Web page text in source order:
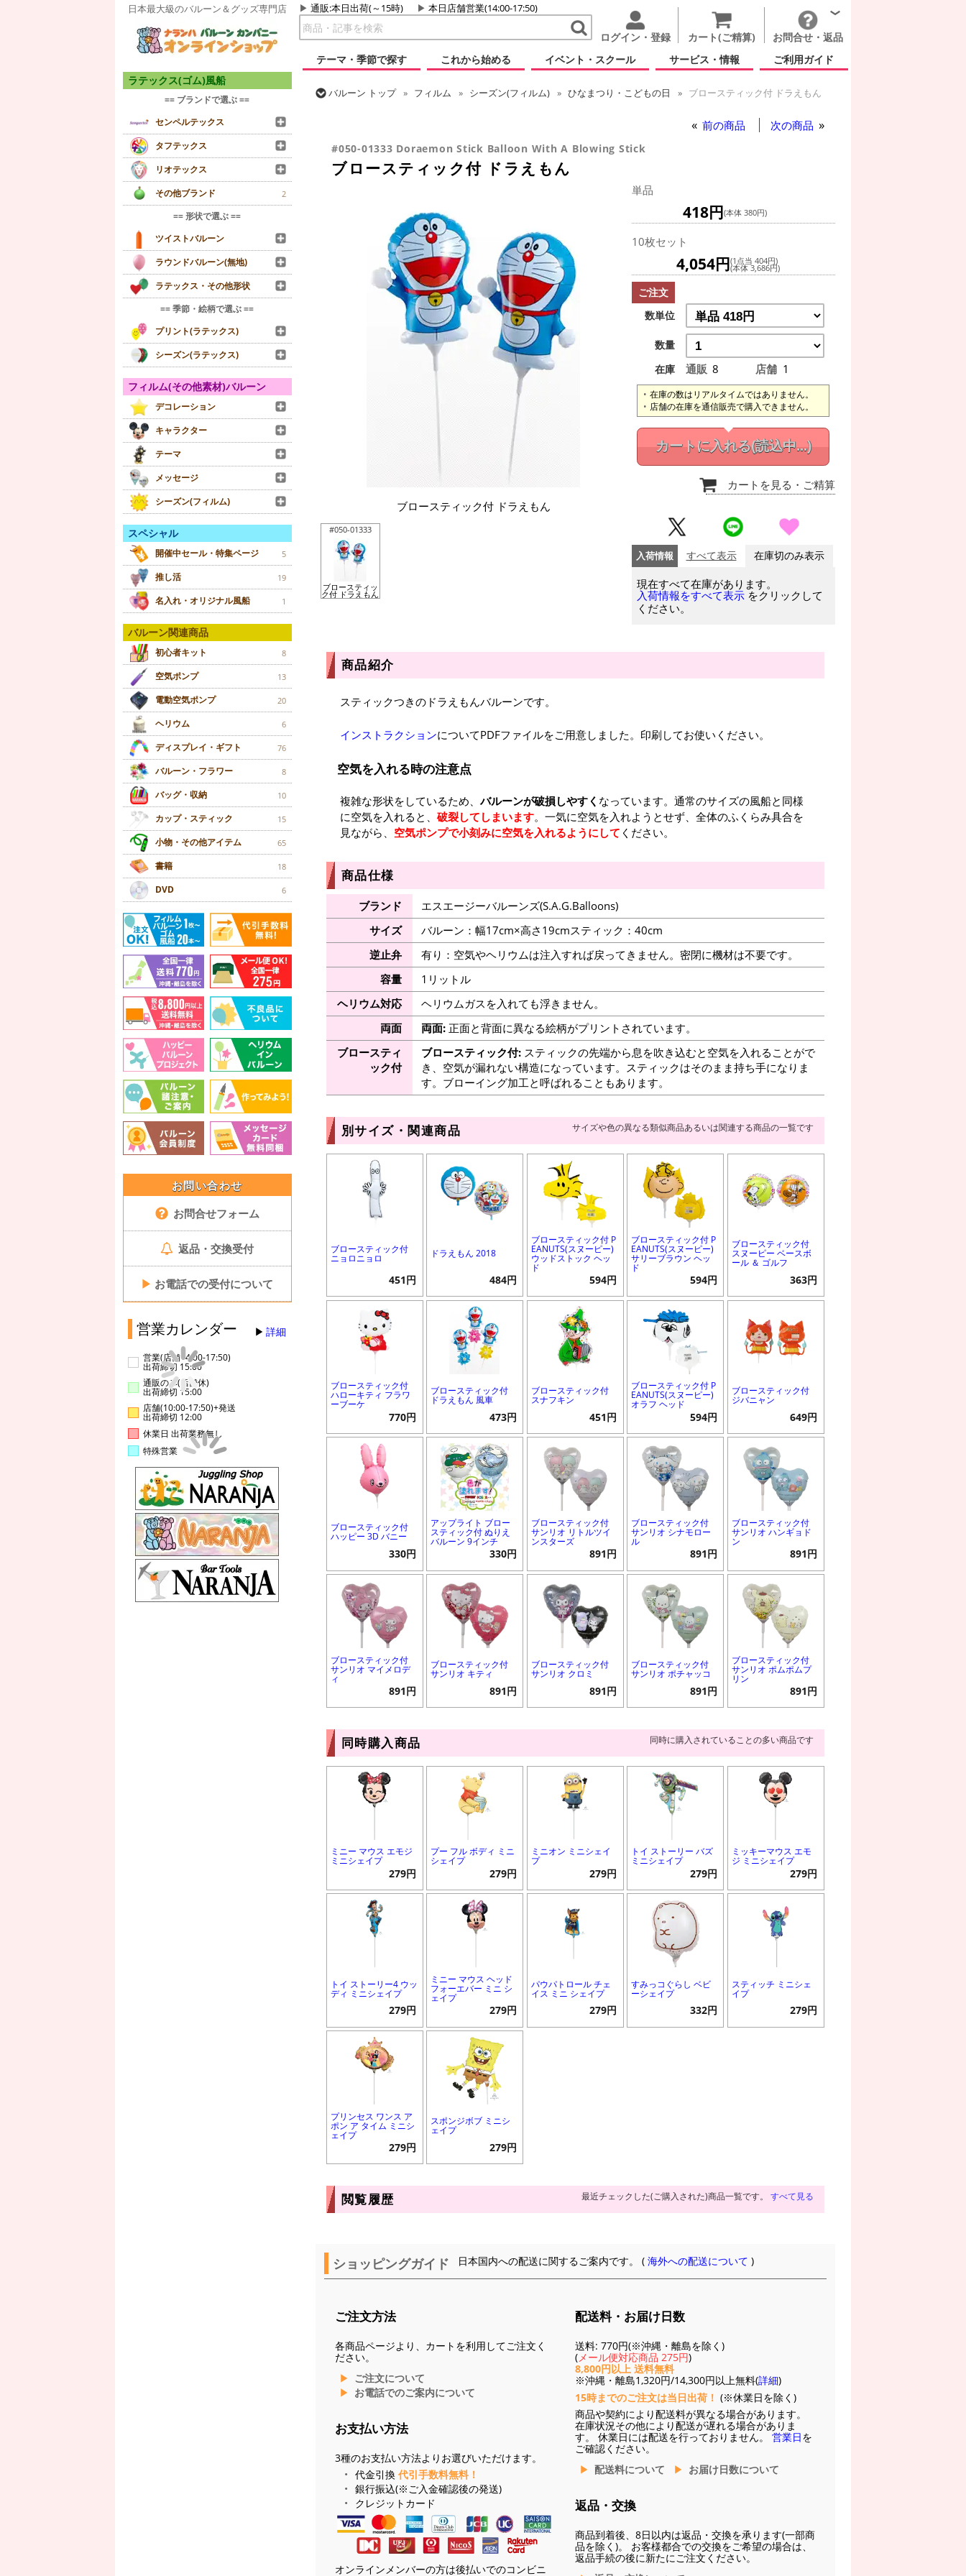
日本最大級のバルーン＆グッズ専門店 通販:本日出荷(～15時) 本日店舗営業(14:00-17:50)
ログイン・登録 カート(ご精算)
お問合せ・返品
テーマ・季節で探す
これから始める イベント・スクール サービス・情報 ご利用ガイド
ラテックス(ゴム)風船
== ブランドで選ぶ ==
センペルテックス
タフテックス
リオテックス
その他ブランド
2
== 形状で選ぶ ==
ツイストバルーン
ラウンドバルーン(無地)
ラテックス・その他形状
== 季節・絵柄で選ぶ ==
プリント(ラテックス)
シーズン(ラテックス)
フィルム(その他素材)バルーン
デコレーション
キャラクター
テーマ
メッセージ
シーズン(フィルム)
スペシャル
開催中セール・特集ページ 5
推し活 19
名入れ・オリジナル風船 1
バルーン関連商品
初心者キット 8
空気ポンプ 13
電動空気ポンプ 20
ヘリウム 6
ディスプレイ・ギフト 76
バルーン・フラワー 8
バッグ・収納 10
カップ・スティック 15
小物・その他アイテム 65
書籍 18
DVD 6
お問い合わせ
お問合せフォーム
返品・交換受付
▶ お電話での受付について
営業カレンダー 詳細
営業(店舗14:00-17:50)
出荷締切 15:00
通販のみ(店舗休)
出荷締切 15:00
店舗(10:00-17:50)+発送
出荷締切 12:00
休業日 出荷業務無し
特殊営業
バルーン トップ フィルム シーズン(フィルム) ひなまつり・こどもの日
ブロースティック付 ドラえもん
前の商品 次の商品
#050-01333 Doraemon Stick Balloon With A Blowing Stick
ブロースティック付 ドラえもん
ブロースティック付 ドラえもん
#050-01333
ブロースティッ
ク付 ドラえもん
単品
418円(本体 380円)
10枚セット
4,054円(1点当 404円)
(本体 3,686円)
ご注文
数単位
数量
在庫
通販 8 店舗 1
在庫の数はリアルタイムではありません。
店舗の在庫を通信販売で購入できません。
カートに入れる(読込中...)
カートを見る ・ご精算
入荷情報 すべて表示 在庫切のみ表示
現在すべて在庫があります。
入荷情報をすべて表示 をクリックして
ください。
商品紹介
スティックつきのドラえもんバルーンです。
インストラクションについてPDFファイルをご用意しました。印刷してお使いください。
空気を入れる時の注意点
複雑な形状をしているため、バルーンが破損しやすく なっています。通常のサイズの風船と同様
に空気を入れると、 破裂してしまいます。一気に空気を入れようとせず、全体のふくらみ具合を
見ながら、 空気ポンプで小刻みに空気を入れるようにして ください。
商品仕様
ブランド
エスエージーバルーンズ(S.A.G.Balloons)
サイズ
バルーン：幅17cm×高さ19cmスティック：40cm
逆止弁
有り：空気やヘリウムは注入すれば戻ってきません。密閉に機材は不要です。
容量
1リットル
ヘリウム対応
ヘリウムガスを入れても浮きません。
両面
両面:正面と背面に異なる絵柄がプリントされています。
ブロースティ
ック付
ブロースティック付:スティックの先端から息を吹き込むと空気を入れることがで
き、空気が漏れない構造になっています。スティックはそのまま持ち手になりま
す。ブローイング加工と呼ばれることもあります。
別サイズ・関連商品 サイズや色の異なる類似商品あるいは関連する商品の一覧です
ブロースティック付
ニョロニョロ
451円
ドラえもん 2018
484円
ブロースティック付 P
EANUTS(スヌーピー)
ウッドストック ヘッ
ド
594円
ブロースティック付 P
EANUTS(スヌーピー)
サリーブラウン ヘッ
ド
594円
ブロースティック付
スヌーピー ベースボ
ール ＆ ゴルフ
363円
ブロースティック付
ハローキティ フラワ
ーブーケ
770円
ブロースティック付
ドラえもん 風車
473円
ブロースティック付
スナフキン
451円
ブロースティック付 P
EANUTS(スヌーピー)
オラフ ヘッド
594円
ブロースティック付
ジバニャン
649円
ブロースティック付
ハッピー 3D バニー
330円
アップライト ブロー
スティック付 ぬりえ
バルーン 9インチ
330円
ブロースティック付
サンリオ リトルツイ
ンスターズ
891円
ブロースティック付
サンリオ シナモロー
ル
891円
ブロースティック付
サンリオ ハンギョド
ン
891円
ブロースティック付
サンリオ マイメロデ
ィ
891円
ブロースティック付
サンリオ キティ
891円
ブロースティック付
サンリオ クロミ
891円
ブロースティック付
サンリオ ポチャッコ
891円
ブロースティック付
サンリオ ポムポムプ
リン
891円
同時購入商品 同時に購入されていることの多い商品です
ミニー マウス エモジ
ミニシェイプ
279円
プー フル ボディ ミニ
シェイプ
279円
ミニオン ミニシェイ
プ
279円
トイ ストーリー バズ
ミニシェイプ
279円
ミッキーマウス エモ
ジ ミニシェイプ
279円
トイ ストーリー4 ウッ
ディ ミニシェイプ
279円
ミニー マウス ヘッド
フォーエバー ミニ シ
ェイプ
279円
パウパトロール チェ
イス ミニ シェイプ
279円
すみっコぐらし ベビ
ーシェイプ
332円
スティッチ ミニシェ
イプ
279円
プリンセス ワンス ア
ポン ア タイム ミニシ
ェイプ
279円
スポンジボブ ミニシ
ェイプ
279円
閲覧履歴 最近チェックした(ご購入された)商品一覧です。 すべて見る
ショッピングガイド 日本国内への配送に関するご案内です。 (海外への配送について )
ご注文方法
各商品ページより、カートを利用してご注文く
ださい。
ご注文について
お電話でのご案内について
お支払い方法
3種のお支払い方法よりお選びいただけます。
代金引換 代引手数料無料！
銀行振込(※ご入金確認後の発送)
クレジットカード
オンラインメンバーの方は後払いでのコンビニ
配送料・お届け日数
送料: 770円(※沖縄・離島を除く)
(メール便対応商品 275円)
8,800円以上 送料無料
※沖縄・離島1,320円/14,300円以上無料(詳細)
15時までのご注文は当日出荷！ (※休業日を除く)
商品や契約により配送料が異なる場合があります。
在庫状況その他により配送が遅れる場合がありま
す。 休業日には配送を行っておりません。 営業日を
ご確認ください。
配送料について
お届け日数について
返品・交換
商品到着後、8日以内は返品・交換を承ります(一部商
品を除く)。 お客様都合での交換をご希望の場合は、
返品手続の後に新たにご注文ください。